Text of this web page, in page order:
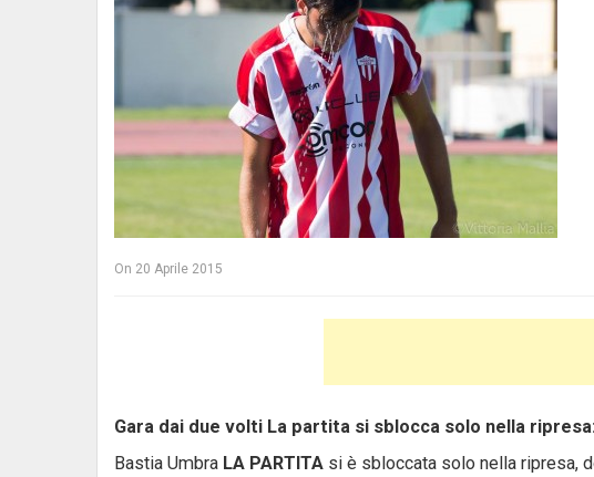
On 20 Aprile 2015
Gara dai due volti La partita si sblocca solo nella
Bastia Umbra LA PARTITA si è sbloccata solo nella ripresa,